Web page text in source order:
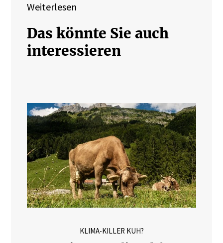
Weiterlesen
Das könnte Sie auch
interessieren
KLIMA-KILLER KUH?